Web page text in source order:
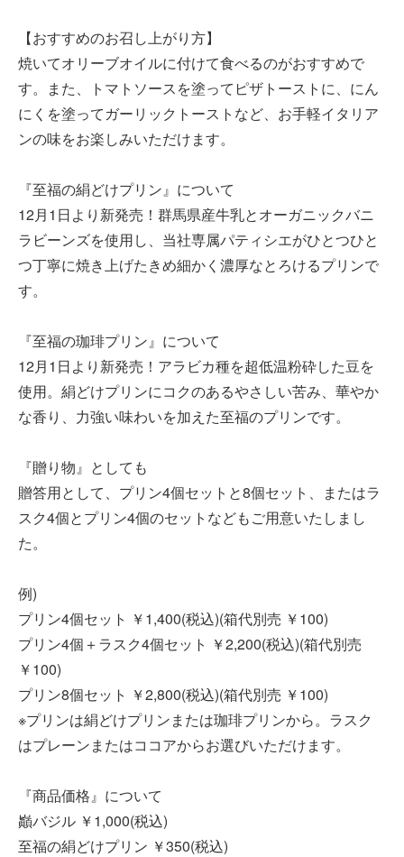
【おすすめのお召し上がり方】
焼いてオリーブオイルに付けて食べるのがおすすめで
す。また、トマトソースを塗ってピザトーストに、にん
にくを塗ってガーリックトーストなど、お手軽イタリア
ンの味をお楽しみいただけます。
『至福の絹どけプリン』について
12月1日より新発売！群馬県産牛乳とオーガニックバニ
ラビーンズを使用し、当社専属パティシエがひとつひと
つ丁寧に焼き上げたきめ細かく濃厚なとろけるプリンで
す。
『至福の珈琲プリン』について
12月1日より新発売！アラビカ種を超低温粉砕した豆を
使用。絹どけプリンにコクのあるやさしい苦み、華やか
な香り、力強い味わいを加えた至福のプリンです。
『贈り物』としても
贈答用として、プリン4個セットと8個セット、またはラ
スク4個とプリン4個のセットなどもご用意いたしまし
た。
例)
プリン4個セット ￥1,400(税込)(箱代別売 ￥100)
プリン4個＋ラスク4個セット ￥2,200(税込)(箱代別売
￥100)
プリン8個セット ￥2,800(税込)(箱代別売 ￥100)
※プリンは絹どけプリンまたは珈琲プリンから。ラスク
はプレーンまたはココアからお選びいただけます。
『商品価格』について
巓バジル ￥1,000(税込)
至福の絹どけプリン ￥350(税込)